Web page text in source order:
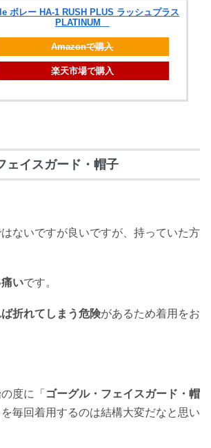
ボレー HA-1 RUSH PLUS ラッシュプラス
PLATINUM
Amazonで購入
楽天市場で購入
ェイスガード・帽子
ないですが良いですが、持っていた方
痛いです。
折れてしまう危険があるため着用をお
度に「 ゴーグル・フェイスガード・帽
を毎回着用するのは結構大変だなと思い